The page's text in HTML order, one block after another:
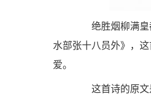
绝胜烟柳满皇都
水部张十八员外》，
爱。
这首诗的原文是